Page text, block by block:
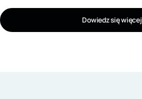
Dowiedz się więcej